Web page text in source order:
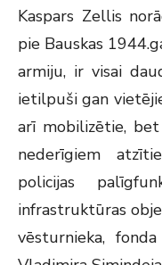
Kaspars Zellis
pie Bauskas
armiju, ir visai
ietilpuši gan
arī mobilizētie,
nederīgiem
policijas
infrastruktūras
vēsturnieka,